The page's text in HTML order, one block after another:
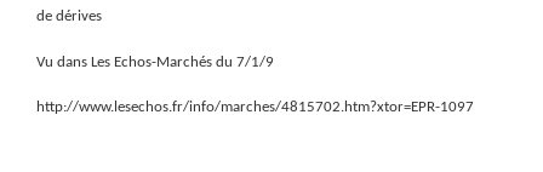
de dérives
Vu dans Les Echos-Marchés du 7/1/9
http://www.lesechos.fr/info/marches/4815702.htm?xtor=EPR-1097